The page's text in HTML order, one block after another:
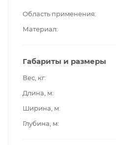
Область применения
Материал
Габариты и размеры
Вес, кг
Длина, м
Ширина, м
Глубина, м